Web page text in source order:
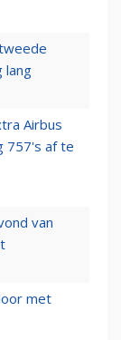
lang
Airbus
757's af te
van
met